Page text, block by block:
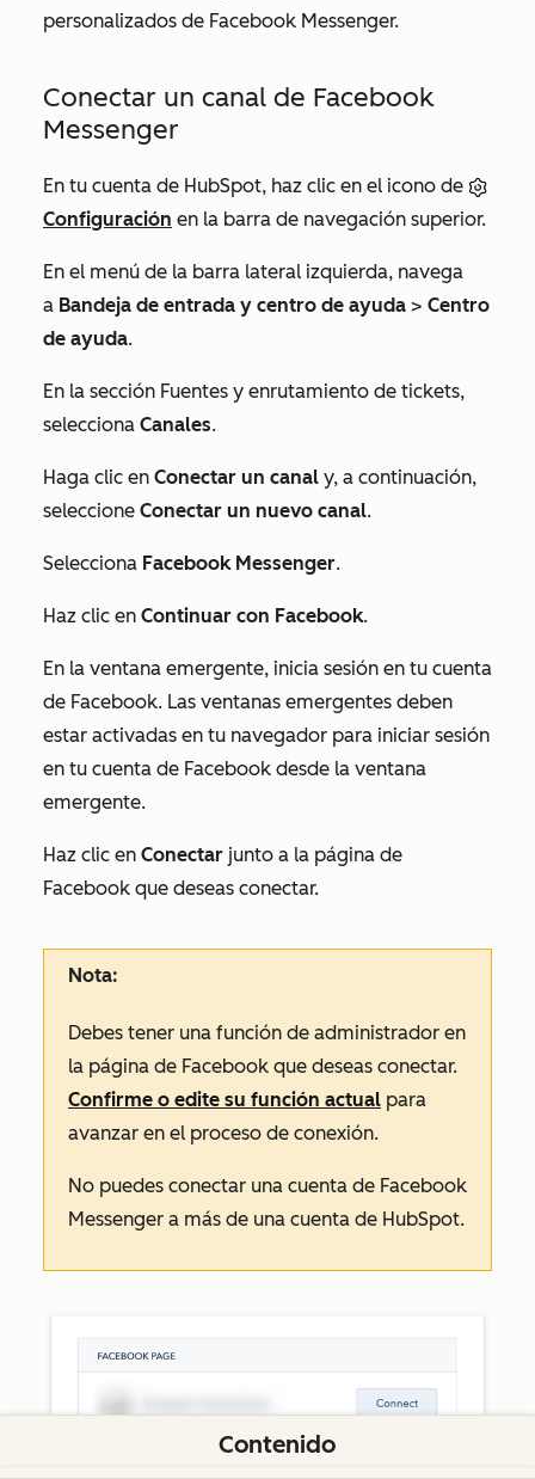
personalizados de Facebook Messenger.
Conectar un canal de Facebook
Messenger
En tu cuenta de HubSpot, haz clic en el icono de
Configuración en la barra de navegación superior.
En el menú de la barra lateral izquierda, navega
a Bandeja de entrada y centro de ayuda > Centro
de ayuda.
En la sección Fuentes y enrutamiento de tickets,
selecciona Canales.
Haga clic en Conectar un canal y, a continuación,
seleccione Conectar un nuevo canal.
Selecciona Facebook Messenger.
Haz clic en Continuar con Facebook.
En la ventana emergente, inicia sesión en tu cuenta
de Facebook. Las ventanas emergentes deben
estar activadas en tu navegador para iniciar sesión
en tu cuenta de Facebook desde la ventana
emergente.
Haz clic en Conectar junto a la página de
Facebook que deseas conectar.
Nota:
Debes tener una función de administrador en
la página de Facebook que deseas conectar.
Confirme o edite su función actual para
avanzar en el proceso de conexión.
No puedes conectar una cuenta de Facebook
Messenger a más de una cuenta de HubSpot.
Contenido